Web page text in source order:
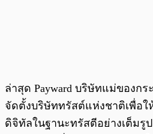
ล่าสุด Payward บริษัทแม่ของกร
จัดตั้งบริษัททรัสต์แห่งชาติเพื่อใ
ดิจิทัลในฐานะทรัสตีอย่างเต็มรู